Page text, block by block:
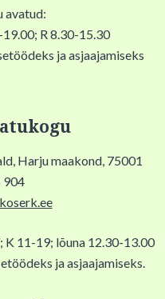
avatud:
R 8.30-15.30
ja asjaajamiseks
Harju maakond, 75001
904
K 11-19; lõuna 12.30-13.00
ja asjaajamiseks.